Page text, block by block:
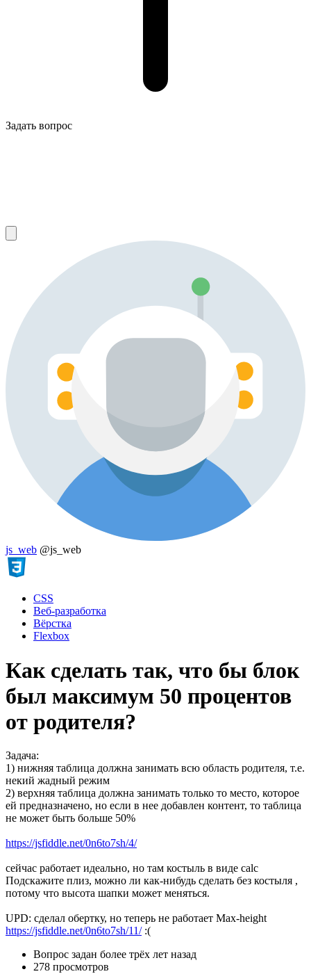
Задать вопрос
js_web @js_web
CSS
Веб-разработка
Вёрстка
Flexbox
Как сделать так, что бы блок
был максимум 50 процентов
от родителя?
Задача:
1) нижняя таблица должна занимать всю область родителя, т.е.
некий жадный режим
2) верхняя таблица должна занимать только то место, которое
ей предназначено, но если в нее добавлен контент, то таблица
не может быть больше 50%
https://jsfiddle.net/0n6to7sh/4/
сейчас работает идеально, но там костыль в виде calc
Подскажите плиз, можно ли как-нибудь сделать без костыля ,
потому что высота шапки может меняться.
UPD: сделал обертку, но теперь не работает Max-height
https://jsfiddle.net/0n6to7sh/11/:(
Вопрос задан более трёх лет назад
278 просмотров